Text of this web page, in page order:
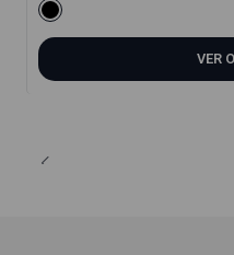
VER